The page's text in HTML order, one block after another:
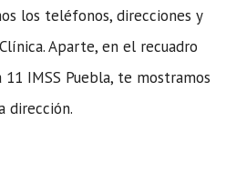
los teléfonos, direcciones y
Aparte, en el recuadro
IMSS Puebla, te mostramos
dirección.